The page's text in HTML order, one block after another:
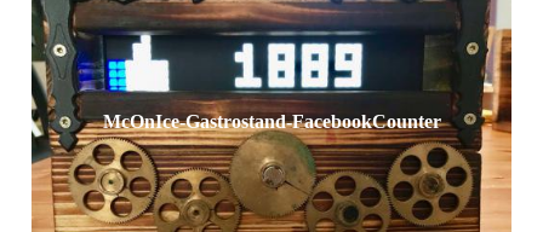
McOnIce-Gastrostand-FacebookCounter